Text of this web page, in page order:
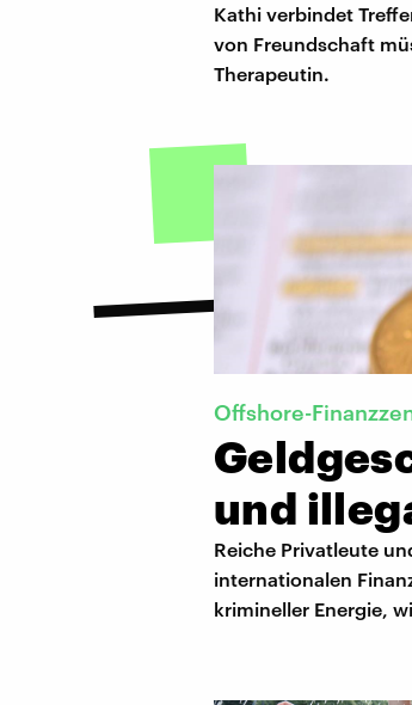
Kathi verbindet
von Freundschaft
Therapeutin.
Offshore-
und
Reiche Privatleute
internationalen
krimineller Energie,